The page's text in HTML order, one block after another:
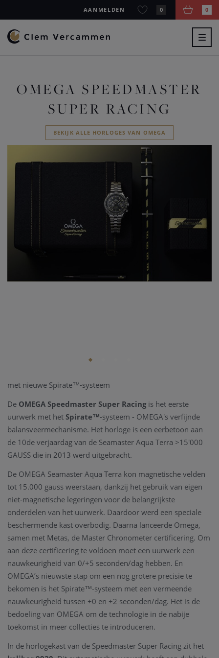
AANMELDEN 0 0
OMEGA SPEEDMASTER
SUPER RACING
BEKIJK ALLE HORLOGES VAN OMEGA
met nieuwe Spirate™-systeem
De OMEGA Speedmaster Super Racingis het eerste
uurwerk met het Spirate™-systeem - OMEGA's verfijnde
balansveermechanisme. Het horloge is een eerbetoon aan
de 10de verjaardag van de Seamaster Aqua Terra >15'000
GAUSS die in 2013 werd uitgebracht.
De OMEGA Seamaster Aqua Terra kon magnetische velden
tot 15.000 gauss weerstaan, dankzij het gebruik van eigen
niet-magnetische legeringen voor de belangrijkste
onderdelen van het uurwerk. Daardoor werd een speciale
beschermende kast overbodig. Daarna lanceerde Omega,
samen met Metas, de Master Chronometer certificering. Om
aan deze certificering te voldoen moet een uurwerk een
nauwkeurigheid van 0/+5 seconden/dag hebben. En
OMEGA’s nieuwste stap om een nog grotere precisie te
bekomen is het Spirate™-systeem met een vermeende
nauwkeurigheid tussen +0 en +2 seconden/dag. Het is de
bedoeling van OMEGA om de technologie in de nabije
toekomst in meer collecties te introduceren.
In de horlogekast van de Speedmaster Super Racing zit het